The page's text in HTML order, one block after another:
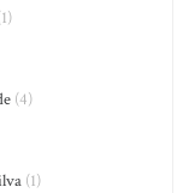
(4)
(1)